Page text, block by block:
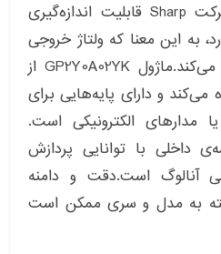
می‌شود. این ماژول از شرکت Sharp قابلیت اندازه‌گیری
به این معنا که ولتاژ خروجی
آن به میزان فاصله تغییر می‌کند.ماژول GP2Y0A02YK از
استفاده می‌کند و دارای پایه‌هایی برای
مدارهای الکترونیکی است.
داخلی با توانایی پردازش
آنالوگ است.دقت و دامنه
به مدل و سری ممکن است